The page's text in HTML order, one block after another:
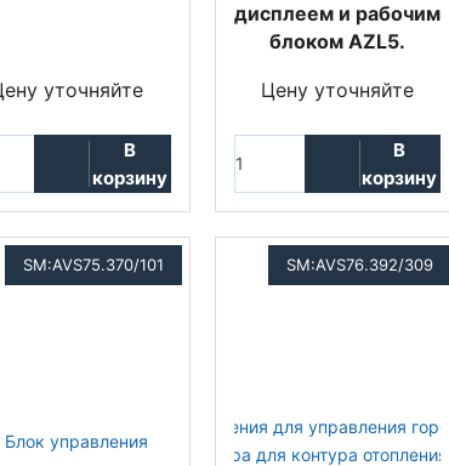
уточняйте
В
корзину
дисплеем и рабочим
блоком AZL5.
Цену уточняйте
В
корзину
SM:AVS75.370/101 SM:AVS76.392/309